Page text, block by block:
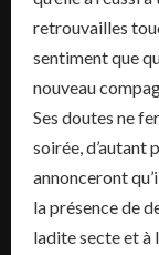
retrouvailles
sentiment que
nouveau
Ses doutes ne
soirée, d’autant
annonceront
la présence de
ladite secte et à